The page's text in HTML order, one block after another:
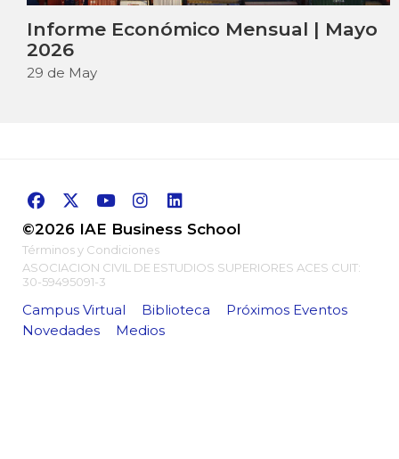
Informe Económico Mensual | Mayo
2026
29 de May
©2026 IAE Business School
Términos y Condiciones
ASOCIACION CIVIL DE ESTUDIOS SUPERIORES ACES CUIT:
30-59495091-3
Campus Virtual Biblioteca
Próximos Eventos
Novedades
Medios